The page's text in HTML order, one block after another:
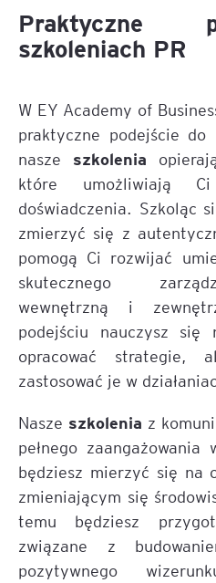
Praktyczne
szkoleniach PR
W EY Academy of
praktyczne podejście do
nasze szkolenia
które umożliwiają
doświadczenia. Szkoląc
zmierzyć się z
pomogą Ci rozwijać
skutecznego
wewnętrzną i
podejściu nauczysz
opracować strategie,
zastosować je w
Nasze szkolenia z
pełnego
będziesz mierzyć się na
zmieniającym się
temu będziesz
związane z
pozytywnego